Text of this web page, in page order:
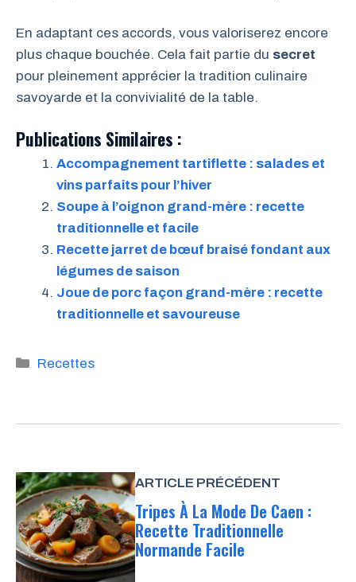
En adaptant ces accords, vous valoriserez encore
plus chaque bouchée. Cela fait partie du secret
pour pleinement apprécier la tradition culinaire
savoyarde et la convivialité de la table.
Publications Similaires :
Accompagnement tartiflette : salades et
vins parfaits pour l’hiver
Soupe à l’oignon grand-mère : recette
traditionnelle et facile
Recette jarret de bœuf braisé fondant aux
légumes de saison
Joue de porc façon grand-mère : recette
traditionnelle et savoureuse
Catégories
Recettes
ARTICLE PRÉCÉDENT
Tripes À La Mode De Caen :
Recette Traditionnelle
Normande Facile